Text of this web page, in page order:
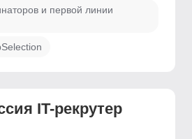
и первой линии
IT-рекрутер